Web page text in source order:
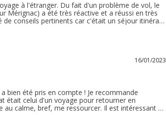
à l'étranger. Du fait d'un problème de vol, le
Mérignac) a été très réactive et a réussi en très
conseils pertinents car c'était un séjour itinérant
quelques consignes de sécurité qu'il n'est
16/01/2023
bien été pris en compte ! Je recommande
était celui d'un voyage pour retourner en
calme, bref, me ressourcer. Il est intéressant de